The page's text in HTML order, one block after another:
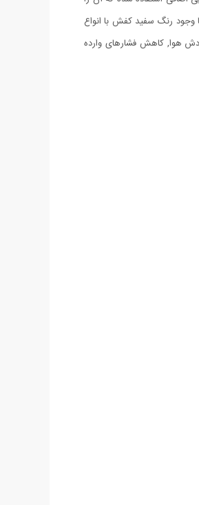
وجود رنگ سفید کفش با انواع
هوا, کاهش فشارهای وارده